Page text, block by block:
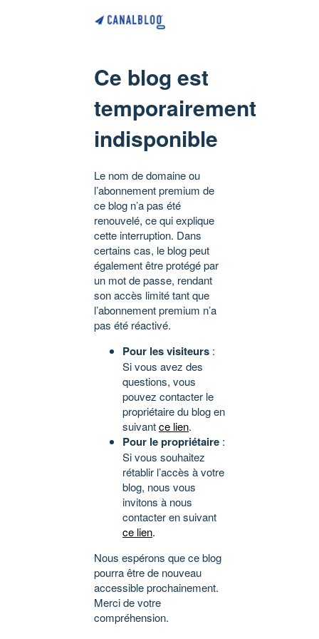
Ce blog est
temporairement
indisponible
Le nom de domaine ou
l’abonnement premium de
ce blog n’a pas été
renouvelé, ce qui explique
cette interruption. Dans
certains cas, le blog peut
également être protégé par
un mot de passe, rendant
son accès limité tant que
l’abonnement premium n’a
pas été réactivé.
Pour les visiteurs :
Si vous avez des
questions, vous
pouvez contacter le
propriétaire du blog en
suivantce lien.
Pour le propriétaire :
Si vous souhaitez
rétablir l’accès à votre
blog, nous vous
invitons à nous
contacter en suivant
ce lien.
Nous espérons que ce blog
pourra être de nouveau
accessible prochainement.
Merci de votre
compréhension.